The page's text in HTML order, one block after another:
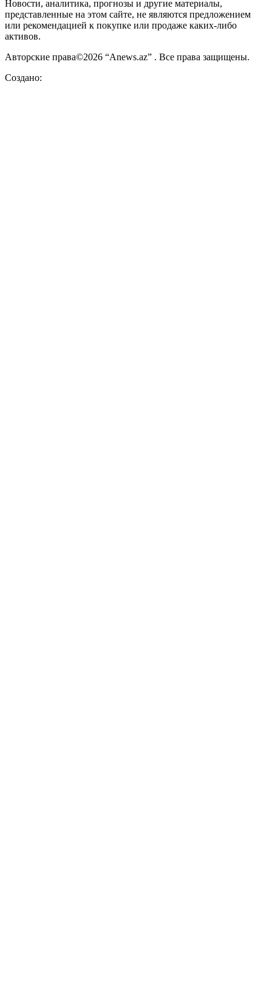
Новости, аналитика, прогнозы и другие материалы,
представленные на этом сайте, не являются предложением
или рекомендацией к покупке или продаже каких-либо
активов.
Авторские права©2026 “Anews.az” . Все права защищены.
Создано: